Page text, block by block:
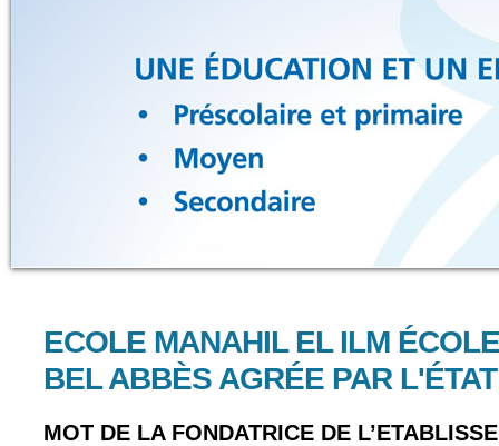
ECOLE MANAHIL EL ILM
BEL ABBÈS AGRÉE PAR L'ÉTAT
MOT DE LA FONDATRICE DE